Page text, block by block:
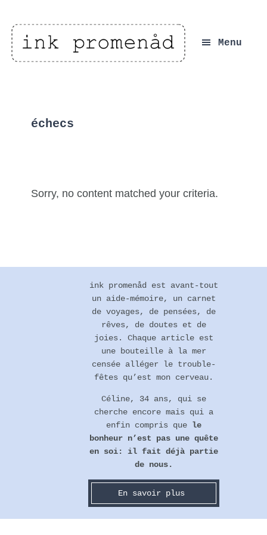
primary
navigation
content
footer
ink
promenåd
Main
navigation
Menu
échecs
Sorry, no content matched your criteria.
Footer
ink promenåd est avant-tout
un aide-mémoire, un carnet
de voyages, de pensées, de
rêves, de doutes et de
joies. Chaque article est
une bouteille à la mer
censée alléger le trouble-
fêtes qu’est mon cerveau.
Céline, 34 ans, qui se
cherche encore mais qui a
enfin compris que le
bonheur n’est pas une quête
en soi: il fait déjà partie
de nous.
En savoir plus